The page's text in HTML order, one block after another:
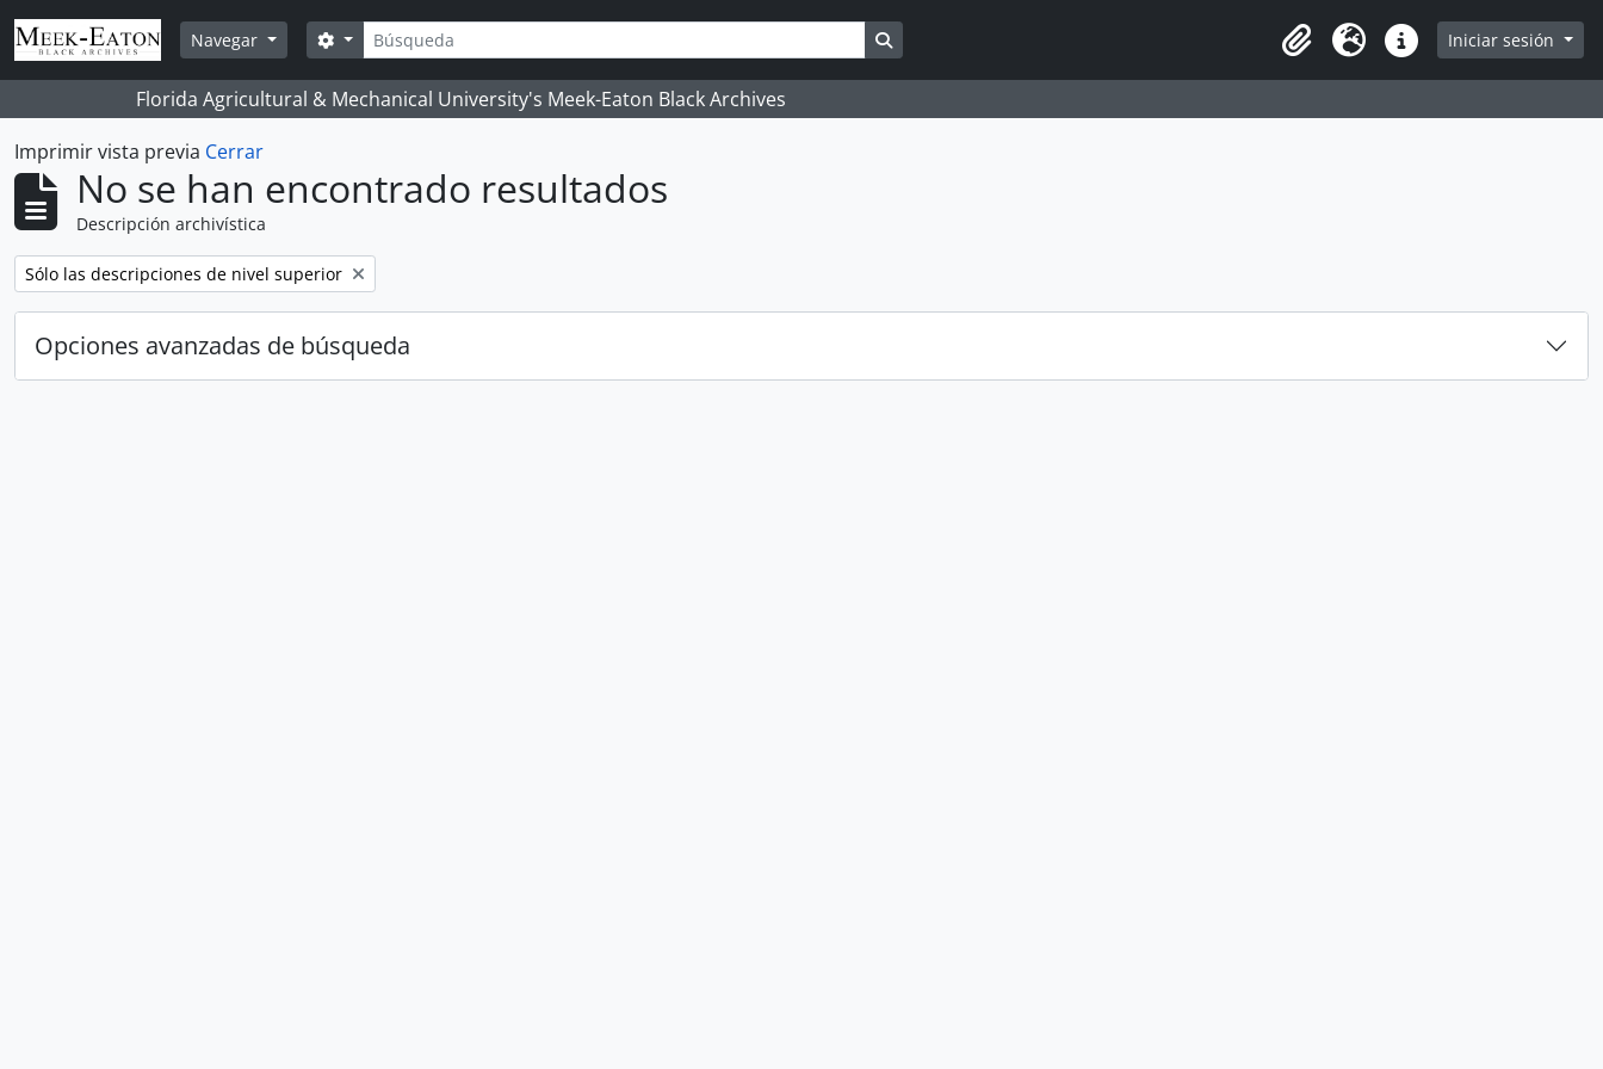
Skip to main content
Navegar
Búsqueda
Search options
Portapapeles
Idioma Enlaces rápidos
Iniciar sesión
Florida Agricultural & Mechanical University's Meek-Eaton Black Archives
Imprimir vista previa Cerrar
No se han encontrado resultados
Descripción archivística
Remove filter:
Sólo las descripciones de nivel superior
Opciones avanzadas de búsqueda